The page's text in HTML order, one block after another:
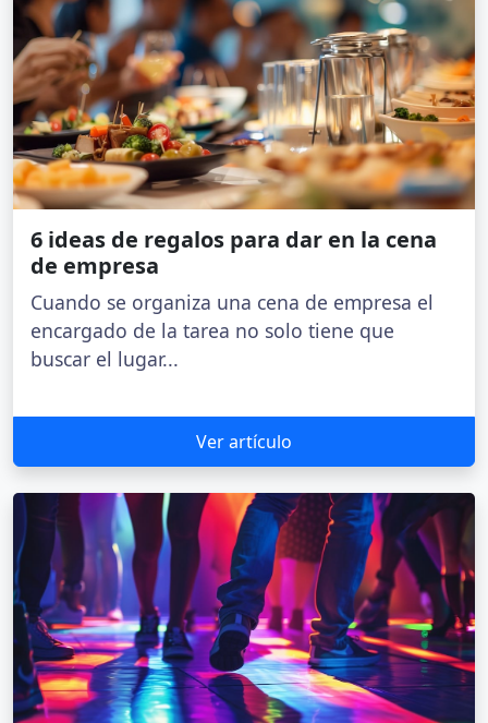
6 ideas de regalos para dar en la cena
de empresa
Cuando se organiza una cena de empresa el
encargado de la tarea no solo tiene que
buscar el lugar...
Ver artículo